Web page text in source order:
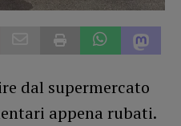
dal supermercato
appena rubati.